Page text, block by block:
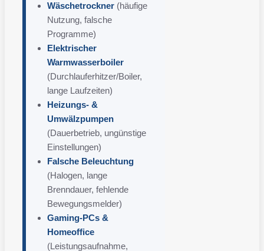
Wäschetrockner (häufige
Nutzung, falsche
Programme)
Elektrischer
Warmwasserboiler
(Durchlauferhitzer/Boiler,
lange Laufzeiten)
Heizungs- &
Umwälzpumpen
(Dauerbetrieb, ungünstige
Einstellungen)
Falsche Beleuchtung
(Halogen, lange
Brenndauer, fehlende
Bewegungsmelder)
Gaming-PCs &
Homeoffice
(Leistungsaufnahme,